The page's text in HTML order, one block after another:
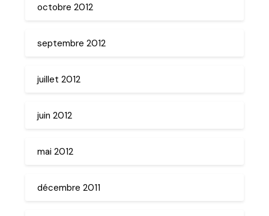
octobre 2012
septembre 2012
juillet 2012
juin 2012
mai 2012
décembre 2011